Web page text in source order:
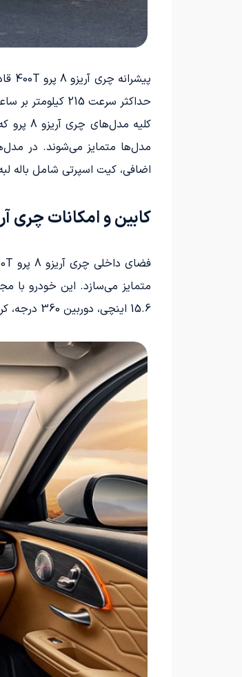
حداکثر سرعت 215 کیلومتر بر ساعت، تجربه‌ای هیجان‌انگیز و عملکردی برتر را به راننده ارائه می‌دهد.
اضافی، کیت اسپرتی شامل باله لبه صندوق و رینگ‌های 18
کابین و امکانات چری آریزو
15.6 اینچی، دوربین 360 درجه، کروز کنترل تطبیقی، ترمز اضطراری خودکار و سیستم حفظ خطوط حرکت، تجربه‌ای راحت و لوکس را برای سرنشینان فراهم می‌آورد.